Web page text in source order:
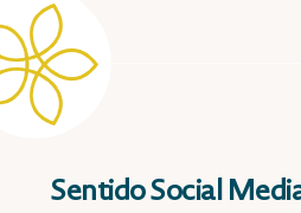
Sentido Social